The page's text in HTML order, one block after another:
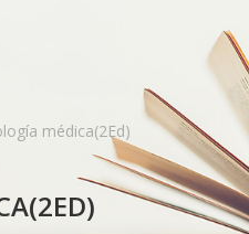
médica(2Ed)